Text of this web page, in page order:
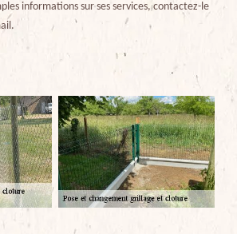
informations sur ses services, contactez-le